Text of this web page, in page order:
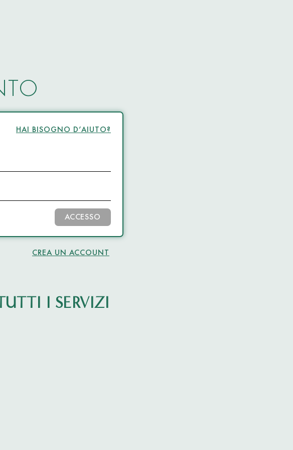
HAI BISOGNO D’AIUTO?
ACCESSO
CREA UN ACCOUNT
I SERVIZI